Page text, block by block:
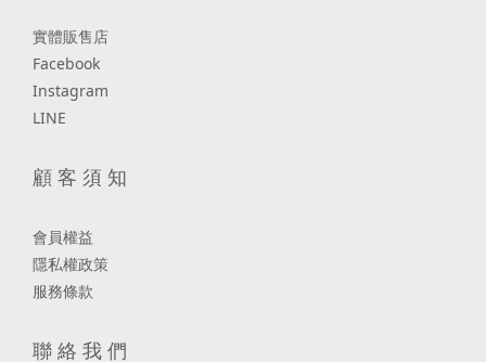
實體販售店
Facebook
Instagram
LINE
顧 客 須 知
會員權益
隱私權政策
服務條款
聯 絡 我 們